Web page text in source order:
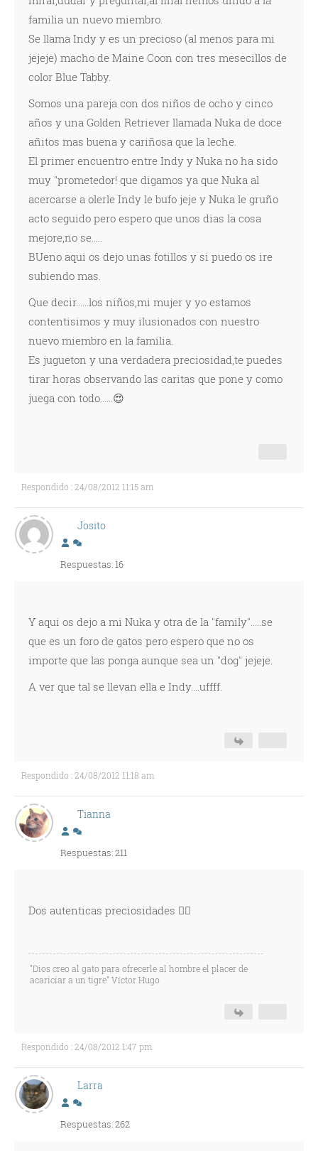
familia un nuevo miembro.
Se llama Indy y es un precioso (al menos para mi
jejeje) macho de Maine Coon con tres mesecillos de
color Blue Tabby.
Somos una pareja con dos niños de ocho y cinco
años y una Golden Retriever llamada Nuka de doce
añitos mas buena y cariñosa que la leche.
El primer encuentro entre Indy y Nuka no ha sido
muy "prometedor! que digamos ya que Nuka al
acercarse a olerle Indy le bufo jeje y Nuka le gruño
acto seguido pero espero que unos dias la cosa
mejore,no se.....
BUeno aqui os dejo unas fotillos y si puedo os ire
subiendo mas.
Que decir......los niños,mi mujer y yo estamos
contentisimos y muy ilusionados con nuestro
nuevo miembro en la familia.
Es jugueton y una verdadera preciosidad,te puedes
tirar horas observando las caritas que pone y como
juega con todo......😍
Respondido : 24/08/2012 11:15 am
Josito
Respuestas: 16
Y aqui os dejo a mi Nuka y otra de la "family".....se
que es un foro de gatos pero espero que no os
importe que las ponga aunque sea un "dog" jejeje.
A ver que tal se llevan ella e Indy....uffff.
Respondido : 24/08/2012 11:18 am
Tianna
Respuestas: 211
Dos autenticas preciosidades 🐱‍👓
"Dios creo al gato para ofrecerle al hombre el placer de
acariciar a un tigre" Víctor Hugo
Respondido : 24/08/2012 1:47 pm
Larra
Respuestas: 262